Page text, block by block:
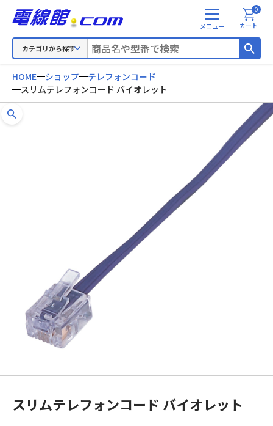
カテゴリから探す
メ
ニ
カート
0
HOME ショップ
テレフォンコード
スリムテレフォンコード バイオレット
スリムテレフォンコード バイオレット